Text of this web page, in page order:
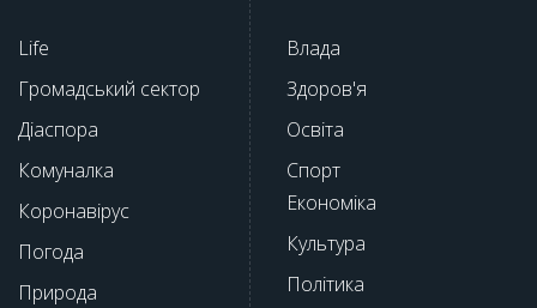
Life
Громадський сектор
Діаспора
Комуналка
Коронавірус
Погода
Природа
Влада
Здоров'я
Освіта
Спорт
Економіка
Культура
Політика